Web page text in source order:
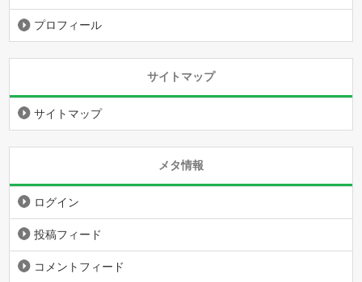
プロフィール
サイトマップ
サイトマップ
メタ情報
ログイン
投稿フィード
コメントフィード